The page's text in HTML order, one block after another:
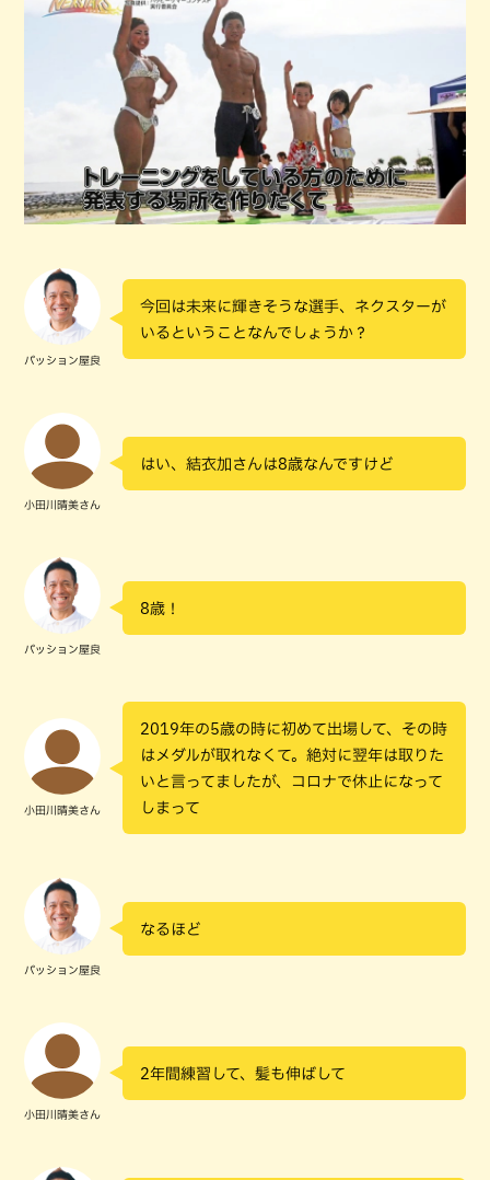
パッション屋良
今回は未来に輝きそうな選手、ネクスターが
いるということなんでしょうか？
小田川晴美さん
はい、結衣加さんは8歳なんですけど
パッション屋良
8歳！
小田川晴美さん
2019年の5歳の時に初めて出場して、その時
はメダルが取れなくて。絶対に翌年は取りた
いと言ってましたが、コロナで休止になって
しまって
パッション屋良
なるほど
小田川晴美さん
2年間練習して、髪も伸ばして